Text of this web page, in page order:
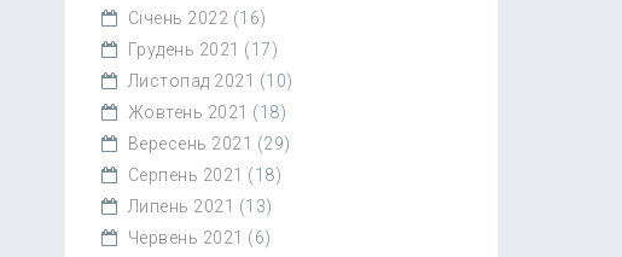
Січень 2022 (16)
Грудень 2021 (17)
Листопад 2021 (10)
Жовтень 2021 (18)
Вересень 2021 (29)
Серпень 2021 (18)
Липень 2021 (13)
Червень 2021 (6)